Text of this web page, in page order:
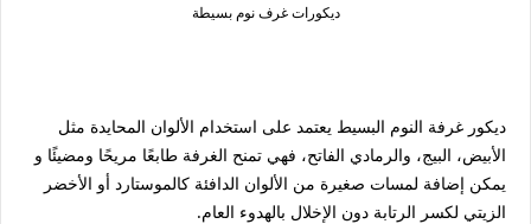
ديكورات غرف نوم بسيطة
ديكور غرفة النوم البسيط يعتمد على استخدام الألوان المحايدة مثل
الأبيض، البيج، والرمادي الفاتح، فهي تمنح الغرفة طابعًا مريحًا ومضيئًا و
يمكن إضافة لمسات صغيرة من الألوان الدافئة كالموستارد أو الأخضر
الزيتي لكسر الرتابة دون الإخلال بالهدوء العام.